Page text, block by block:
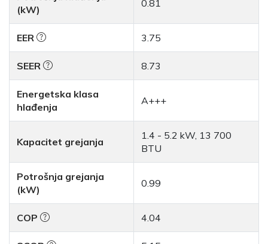
(kW)
0.81
EER 3.75
SEER 8.73
Energetska klasa
hlađenja
A+++
Kapacitet grejanja
1.4 - 5.2 kW, 13 700
BTU
Potrošnja grejanja
(kW)
0.99
COP 4.04